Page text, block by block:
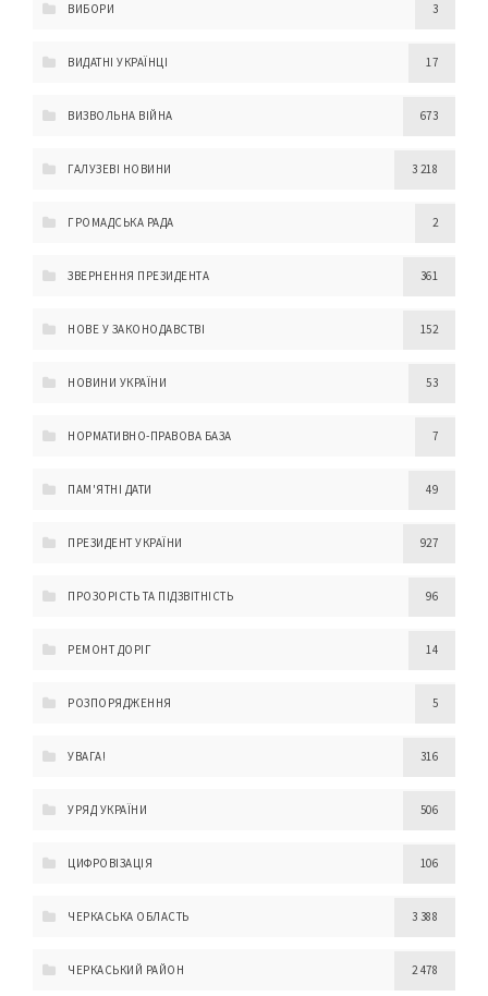
ВИБОРИ 3
ВИДАТНІ УКРАЇНЦІ 17
ВИЗВОЛЬНА ВІЙНА 673
ГАЛУЗЕВІ НОВИНИ 3 218
ГРОМАДСЬКА РАДА 2
ЗВЕРНЕННЯ ПРЕЗИДЕНТА 361
НОВЕ У ЗАКОНОДАВСТВІ 152
НОВИНИ УКРАЇНИ 53
НОРМАТИВНО-ПРАВОВА БАЗА 7
ПАМ'ЯТНІ ДАТИ 49
ПРЕЗИДЕНТ УКРАЇНИ 927
ПРОЗОРІСТЬ ТА ПІДЗВІТНІСТЬ 96
РЕМОНТ ДОРІГ 14
РОЗПОРЯДЖЕННЯ 5
УВАГА! 316
УРЯД УКРАЇНИ 506
ЦИФРОВІЗАЦІЯ 106
ЧЕРКАСЬКА ОБЛАСТЬ 3 388
ЧЕРКАСЬКИЙ РАЙОН 2 478